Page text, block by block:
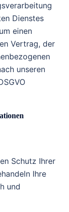
Dienstes
einen
Vertrag, der
unseren
Schutz Ihrer
Ihre
und